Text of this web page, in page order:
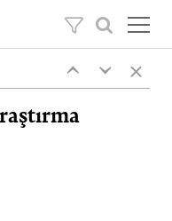
oğlu
‹
‹ ×